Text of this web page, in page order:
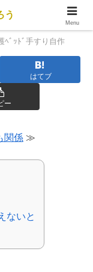
ﾍﾞｯﾄﾞ手すり自作
はてブ
ー
関係≫
ないと
う
Menu